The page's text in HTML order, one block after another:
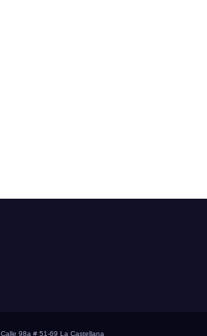
Calle 98a # 51-69 La Castellana